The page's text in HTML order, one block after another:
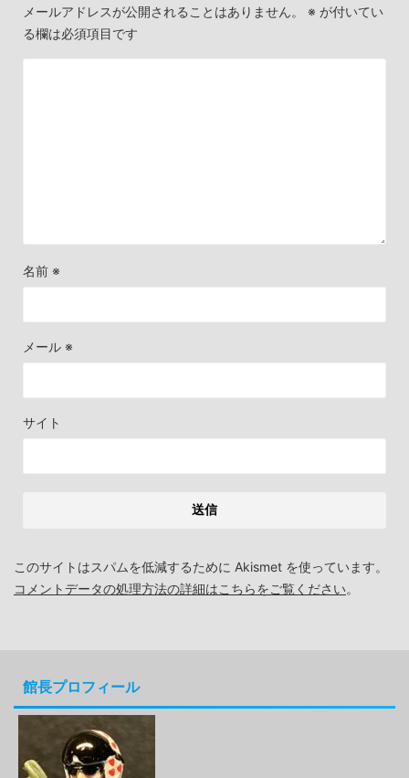
メールアドレスが公開されることはありません。 ※ が付いてい
る欄は必須項目です
名前 ※
メール ※
サイト
このサイトはスパムを低減するために Akismet を使っています。
コメントデータの処理方法の詳細はこちらをご覧ください。
館長プロフィール